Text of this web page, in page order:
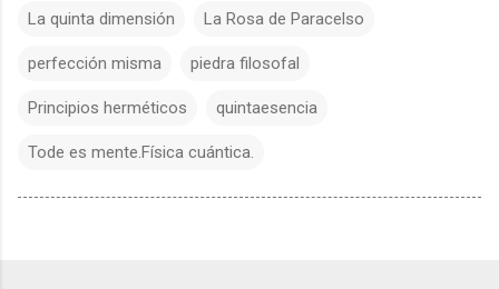
La quinta dimensión La Rosa de Paracelso
perfección misma piedra filosofal
Principios herméticos quintaesencia
Tode es mente.Física cuántica.